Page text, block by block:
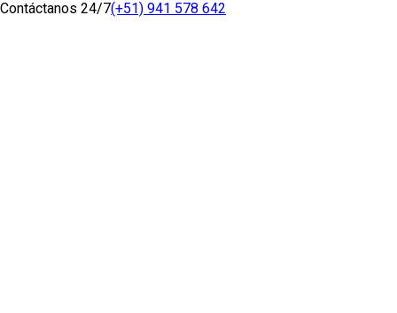
Contáctanos 24/7(+51) 941 578 642